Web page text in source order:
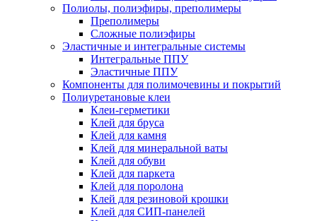
Полиолы, полиэфиры, преполимеры
Преполимеры
Сложные полиэфиры
Эластичные и интегральные системы
Интегральные ППУ
Эластичные ППУ
Компоненты для полимочевины и покрытий
Полиуретановые клеи
Клеи-герметики
Клей для бруса
Клей для камня
Клей для минеральной ваты
Клей для обуви
Клей для паркета
Клей для поролона
Клей для резиновой крошки
Клей для СИП-панелей